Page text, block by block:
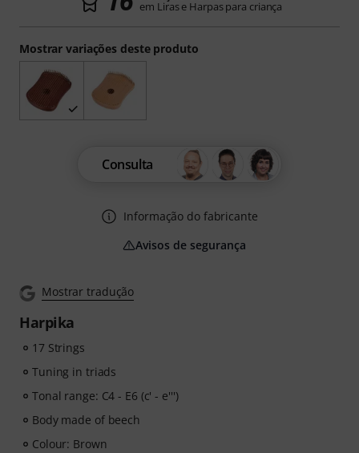
Mostrar tradução
Harpika
17 Strings
Tuning in triads
Tonal range: C4 - E6 (c' - e''')
Body made of beech
Colour: Brown
Mostrar variações deste produto
em Liras e Harpas para criança
Consulta
Informação do fabricante
Avisos de segurança